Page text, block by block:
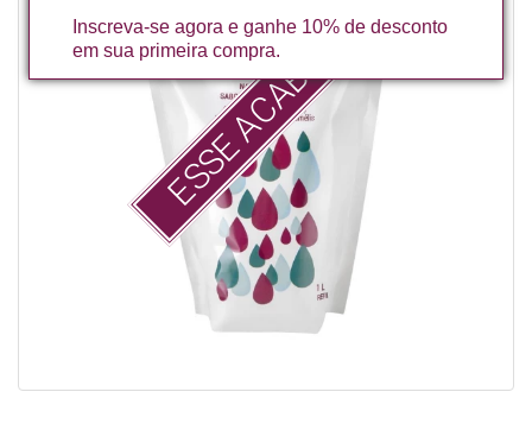
Inscreva-se agora e ganhe 10% de desconto
em sua primeira compra.
ESSE ACABOU :(